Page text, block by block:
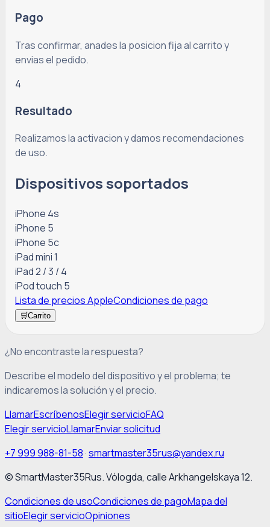
Pago
Tras confirmar, anades la posicion fija al carrito y
envias el pedido.
4
Resultado
Realizamos la activacion y damos recomendaciones
de uso.
Dispositivos soportados
iPhone 4s
iPhone 5
iPhone 5c
iPad mini 1
iPad 2 / 3 / 4
iPod touch 5
Lista de precios AppleCondiciones de pago
🛒Carrito
¿No encontraste la respuesta?
Describe el modelo del dispositivo y el problema; te
indicaremos la solución y el precio.
LlamarEscríbenosElegir servicioFAQ
Elegir servicioLlamarEnviar solicitud
+7 999 988-81-58·smartmaster35rus@yandex.ru
© SmartMaster35Rus. Vólogda, calle Arkhangelskaya 12.
Condiciones de usoCondiciones de pagoMapa del
sitioElegir servicioOpiniones